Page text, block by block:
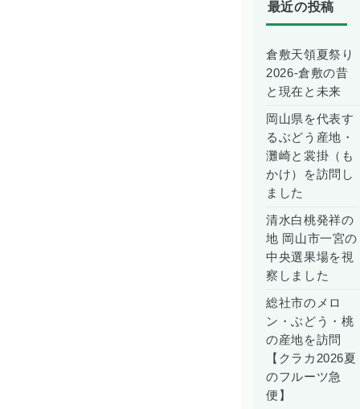
最近の投稿
倉敷天領夏祭り
2026-倉敷の昔
と現在と未来
岡山県を代表す
るぶどう産地・
灘崎と裳掛（も
かけ）を訪問し
ました
清水白桃発祥の
地 岡山市一宮の
中央選果場を視
察しました
総社市のメロ
ン・ぶどう・桃
の産地を訪問
【クラカ2026夏
のフルーツ急
便】